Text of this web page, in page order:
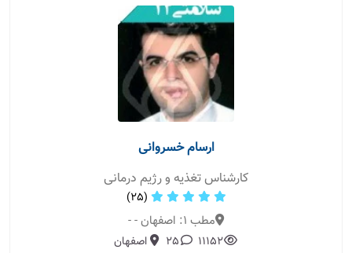
ارسام خسروانی
کارشناس تغذیه و رژیم درمانی
(25)
مطب 1: اصفهان - -
11152
25 اصفهان